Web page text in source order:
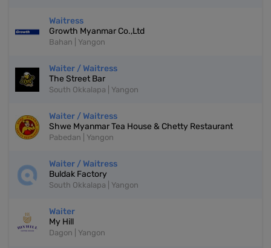
Waitress
Growth Myanmar Co.,Ltd
Bahan | Yangon
Waiter / Waitress
The Street Bar
South Okkalapa | Yangon
Waiter / Waitress
Shwe Myanmar Tea House & Chetty Restaurant
Pabedan | Yangon
Waiter / Waitress
Buldak Factory
South Okkalapa | Yangon
Waiter
My Hill
Dagon | Yangon